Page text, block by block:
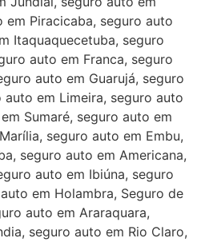
em Piracicaba, seguro auto
Itaquaquecetuba, seguro
auto em Franca, seguro
auto em Guarujá, seguro
em Limeira, seguro auto
Sumaré, seguro auto em
seguro auto em Embu,
seguro auto em Americana,
auto em Ibiúna, seguro
em Holambra, Seguro de
auto em Araraquara,
seguro auto em Rio Claro,